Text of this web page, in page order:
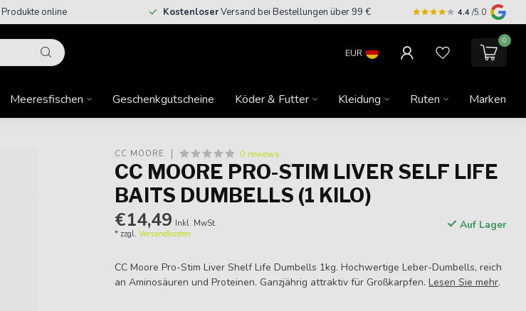
online KostenloserVersand bei Bestellungen über 99 € 4.4 /5.0
EUR
0
Meeresfischen Geschenkgutscheine Köder & Futter Kleidung Ruten Marken
CC MOORE 0 reviews
CC MOORE PRO-STIM LIVER SELF LIFE
BAITS DUMBELLS (1 KILO)
€14,49 Inkl. MwSt.
* zzgl.Versandkosten
Auf Lager
CC Moore Pro-Stim Liver Shelf Life Dumbells 1kg. Hochwertige Leber-Dumbells, reich
an Aminosäuren und Proteinen. Ganzjährig attraktiv für Großkarpfen.Lesen Sie mehr.